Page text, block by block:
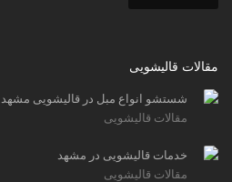
مقالات قالیشویی
شستشو انواع مبل در قالیشویی مشهد
مقالات قالیشویی
خدمات قالیشویی در مشهد
مقالات قالیشویی